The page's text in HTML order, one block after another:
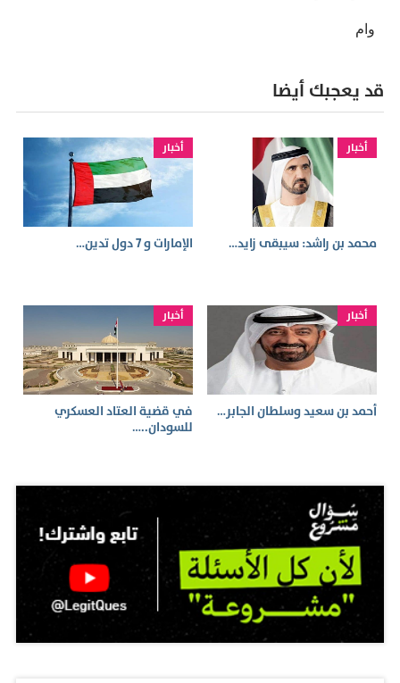
وام
قد يعجبك أيضا
أخبار
محمد بن راشد: سيبقى زايد…
أخبار
الإمارات و 7 دول تدين…
أخبار
أحمد بن سعيد وسلطان الجابر…
أخبار
في قضية العتاد العسكري
للسودان..…